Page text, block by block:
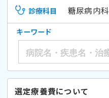
診療科目 糖尿病内科
キーワード
選定療養費について